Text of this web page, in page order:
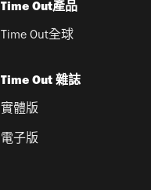
Time Out產品
Time Out全球
Time Out 雜誌
實體版
電子版